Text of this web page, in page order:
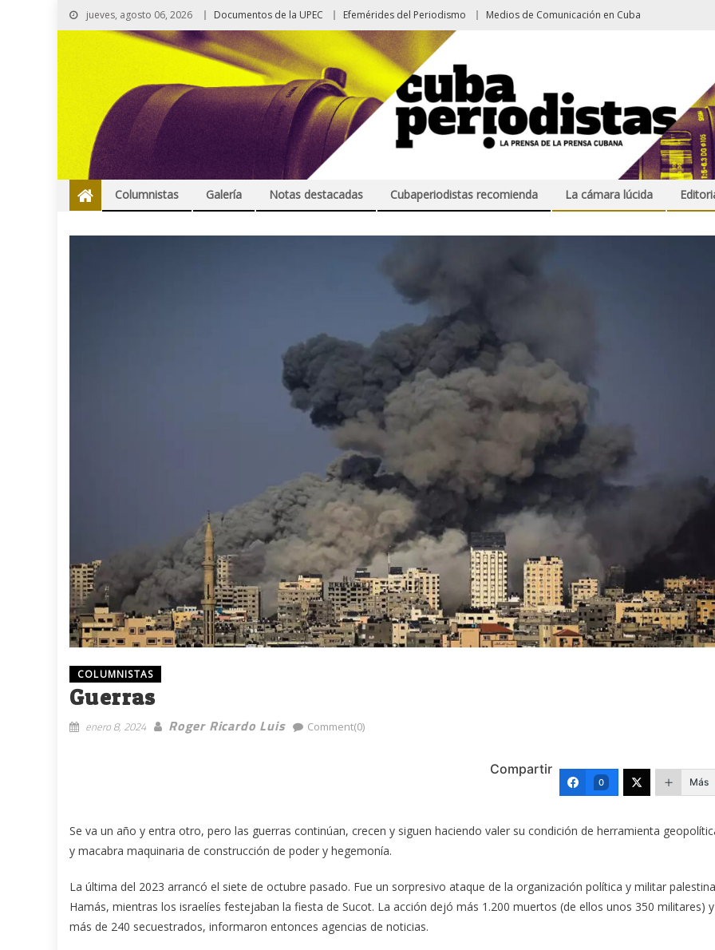
jueves, agosto 06, 2026 Documentos de la UPEC Efemérides del Periodismo Medios de Comunicación en Cuba
Columnistas Galería Notas destacadas Cubaperiodistas recomienda La cámara lúcida
COLUMNISTAS
Guerras
enero 8, 2024 Roger Ricardo Luis Comment(0)
Compartir
0 Más
Se va un año y entra otro, pero las guerras continúan, crecen y siguen haciendo valer su condición de herramienta
y macabra maquinaria de construcción de poder y hegemonía.
La última del 2023 arrancó el siete de octubre pasado. Fue un sorpresivo ataque de la organización política y militar palestina
Hamás, mientras los israelíes festejaban la fiesta de Sucot. La acción dejó más 1.200 muertos (de ellos unos 350 militares) y
más de 240 secuestrados, informaron entonces agencias de noticias.